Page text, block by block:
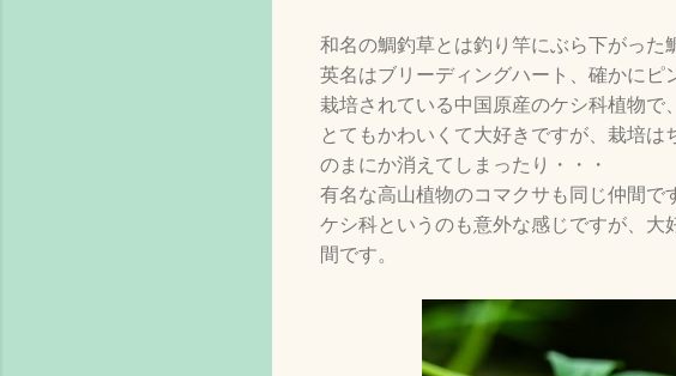
和名の鯛釣草とは釣り竿にぶら下がった
英名はブリーディングハート、確かにピ
栽培されている中国原産のケシ科植物で
とてもかわいくて大好きですが、栽培
のまにか消えてしまったり・・・
有名な高山植物のコマクサも同じ仲間で
ケシ科というのも意外な感じですが、
間です。